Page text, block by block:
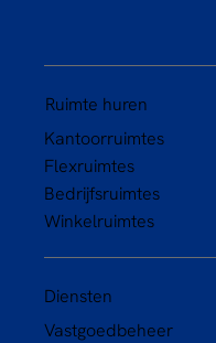
Ruimte huren
Kantoorruimtes
Flexruimtes
Bedrijfsruimtes
Winkelruimtes
Diensten
Vastgoedbeheer